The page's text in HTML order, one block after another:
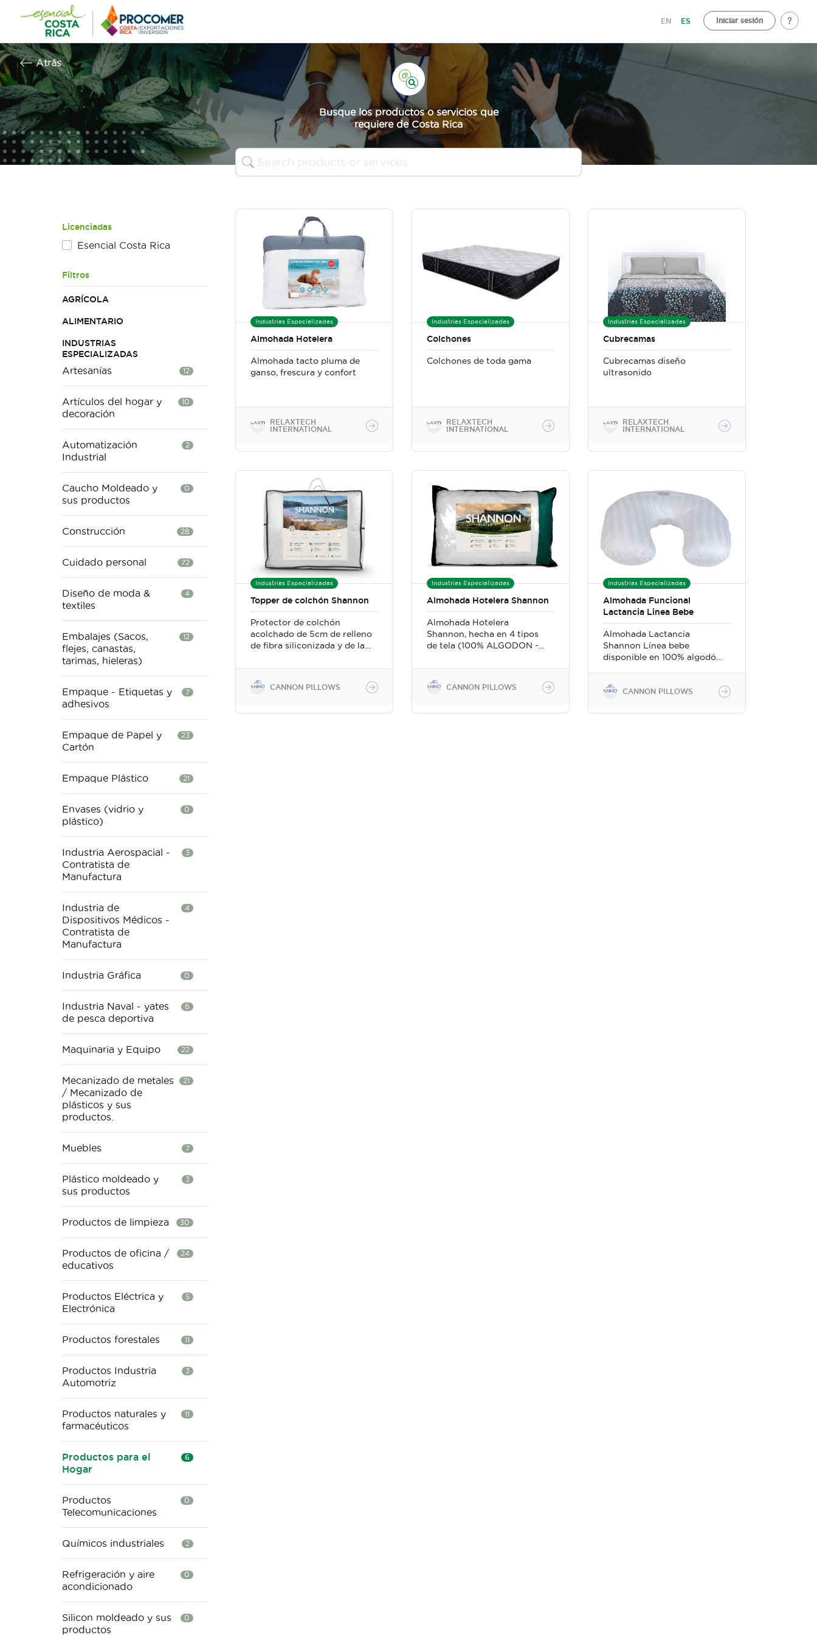
contenido
EN ES Iniciar sesión
Atrás
Busque los productos o servicios que
requiere de Costa Rica
Licenciadas
Esencial Costa Rica
Filtros
AGRÍCOLA
ALIMENTARIO
INDUSTRIAS
ESPECIALIZADAS
Artesanías 12
Artículos del hogar y
decoración
10
Automatización
Industrial
2
Caucho Moldeado y
sus productos
0
Construcción 28
Cuidado personal 72
Diseño de moda &
textiles
4
Embalajes (Sacos,
flejes, canastas,
tarimas, hieleras)
12
Empaque - Etiquetas y
adhesivos
7
Empaque de Papel y
Cartón
23
Empaque Plástico 21
Envases (vidrio y
plástico)
0
Industria Aerospacial -
Contratista de
Manufactura
3
Industria de
Dispositivos Médicos -
Contratista de
Manufactura
4
Industria Gráfica 0
Industria Naval - yates
de pesca deportiva
6
Maquinaria y Equipo 22
Mecanizado de metales
/ Mecanizado de
plásticos y sus
productos.
21
Muebles 7
Plástico moldeado y
sus productos
3
Productos de limpieza 30
Productos de oficina /
educativos
24
Productos Eléctrica y
Electrónica
5
Productos forestales 11
Productos Industria
Automotriz
3
Productos naturales y
farmacéuticos
11
Productos para el
Hogar
6
Productos
Telecomunicaciones
0
Químicos industriales 2
Refrigeración y aire
acondicionado
0
Silicon moldeado y sus
productos
0
Industrias Especializadas
Almohada Hotelera
Almohada tacto pluma de
ganso, frescura y confort
RELAXTECH
INTERNATIONAL
Industrias Especializadas
Colchones
Colchones de toda gama
RELAXTECH
INTERNATIONAL
Industrias Especializadas
Cubrecamas
Cubrecamas diseño
ultrasonido
RELAXTECH
INTERNATIONAL
Industrias Especializadas
Topper de colchón Shannon
Protector de colchón
acolchado de 5cm de relleno
de fibra siliconizada y de la
extra suave, ideal para
proteger y suavizar
cualquier tipo de colchón.
tamaños, individual,
CANNON PILLOWS
Industrias Especializadas
Almohada Hotelera Shannon
Almohada Hotelera
Shannon, hecha en 4 tipos
de tela (100% ALGODON -
BAMBOO - 100%
MICROFIBRA) Rellenas de
fibra siliconizada de la mas
sensación de plumas sin la
CANNON PILLOWS
Industrias Especializadas
Almohada Funcional
Lactancia Linea Bebe
Almohada Lactancia
Shannon Línea bebe
disponible en 100% algodón
de fibra con filamentos
presencia de humedad evite
CANNON PILLOWS